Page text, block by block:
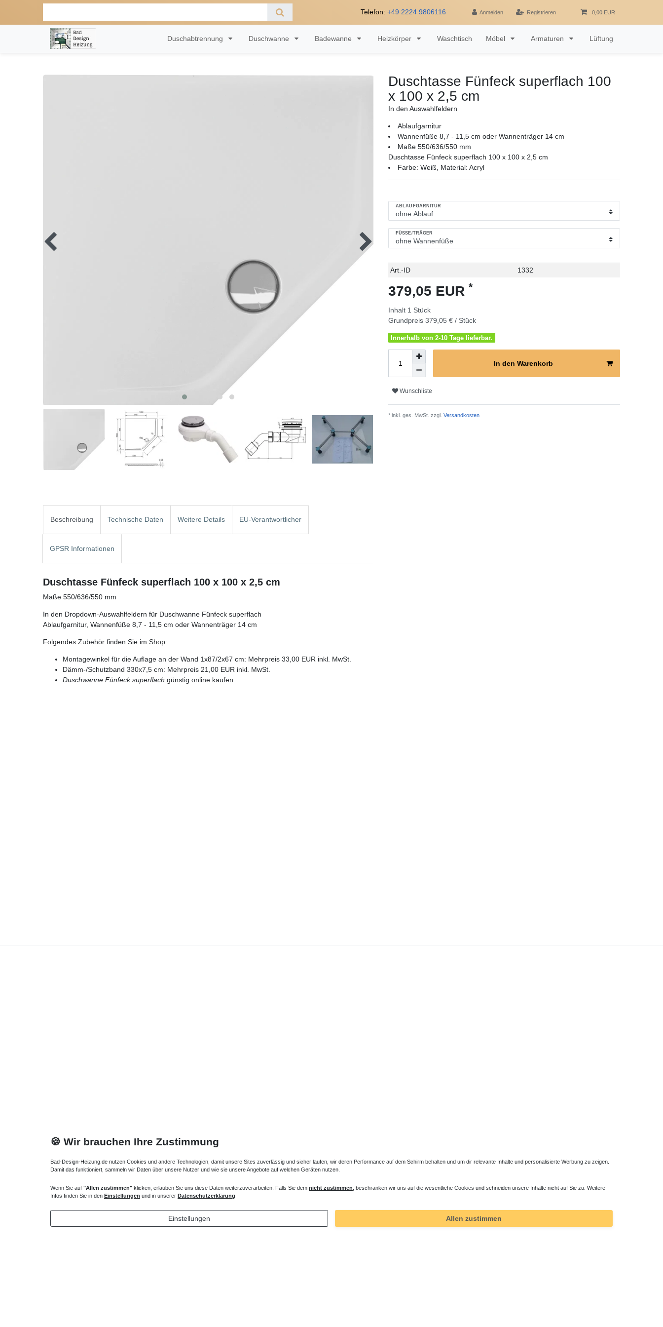
Telefon: +49 2224 9806116 Anmelden Registrieren 0,00 EUR
Duschabtrennung Duschwanne Badewanne Heizkörper Waschtisch Möbel Armaturen Lüftung
Duschtasse Fünfeck superflach 100
x 100 x 2,5 cm
In den Auswahlfeldern
Ablaufgarnitur
Wannenfüße 8,7 - 11,5 cm oder Wannenträger 14 cm
Maße 550/636/550 mm
Duschtasse Fünfeck superflach 100 x 100 x 2,5 cm
Farbe: Weiß, Material: Acryl
ABLAUFGARNITUR
FÜSSE/TRÄGER
Technisches
Wert
Art.-ID 1332
379,05 EUR *
Inhalt 1 Stück
Grundpreis 379,05 € / Stück
Innerhalb von 2-10 Tage lieferbar.
In den Warenkorb
Wunschliste
* inkl. ges. MwSt. zzgl. Versandkosten
Beschreibung Technische Daten Weitere Details EU-Verantwortlicher
GPSR Informationen
Duschtasse Fünfeck superflach 100 x 100 x 2,5 cm
Maße 550/636/550 mm
In den Dropdown-Auswahlfeldern für Duschwanne Fünfeck superflach
Ablaufgarnitur, Wannenfüße 8,7 - 11,5 cm oder Wannenträger 14 cm
Folgendes Zubehör finden Sie im Shop:
Montagewinkel für die Auflage an der Wand 1x87/2x67 cm: Mehrpreis 33,00 EUR inkl. MwSt.
Dämm-/Schutzband 330x7,5 cm: Mehrpreis 21,00 EUR inkl. MwSt.
Duschwanne Fünfeck superflach günstig online kaufen
Duschwanne Dämm- und Schutzband
44,10 € *
Duschwanne Montagewinkel Wandwinkel
34,65 € *
*inkl. ges. MwSt.
🍪 Wir brauchen Ihre Zustimmung
Bad-Design-Heizung.de nutzen Cookies und andere Technologien, damit unsere Sites zuverlässig und sicher laufen, wir deren Performance auf dem Schirm behalten und um dir relevante Inhalte und personalisierte Werbung zu zeigen.
Damit das funktioniert, sammeln wir Daten über unsere Nutzer und wie sie unsere Angebote auf welchen Geräten nutzen.
Wenn Sie auf "Allen zustimmen" klicken, erlauben Sie uns diese Daten weiterzuverarbeiten. Falls Sie dem nicht zustimmen , beschränken wir uns auf die wesentliche Cookies und schneiden unsere Inhalte nicht auf Sie zu. Weitere
Infos finden Sie in den Einstellungen und in unserer Datenschutzerklärung
Einstellungen Allen zustimmen